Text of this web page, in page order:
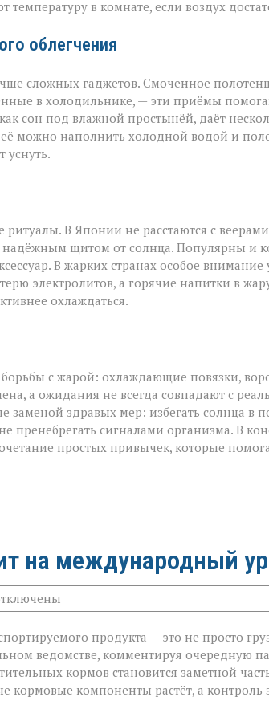
в комнате, если воздух
облегчения
сложных гаджетов. Смоченное
в холодильнике, — эти приёмы
сон под влажной простынёй, даёт
её можно наполнить холодной водой и
уснуть.
ритуалы. В Японии не расстаются с
надёжным щитом от солнца. Популярны и
В жарких странах особое
электролитов, а горячие напитки в
охлаждаться.
борьбы с жарой: охлаждающие повязки,
а ожидания не всегда совпадают с
заменой здравых мер: избегать солнца в
пренебрегать сигналами организма. В
простых привычек, которые
на международный
продукта — это не просто
ведомстве, комментируя очередную
кормов становится заметной
кормовые компоненты растёт, а контроль